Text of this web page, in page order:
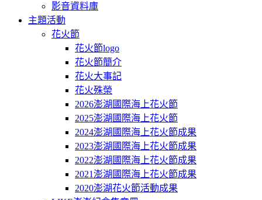
影音資料庫
主題活動
花火節
花火節logo
花火節簡介
花火大事記
花火殊榮
2026澎湖國際海上花火節
2025澎湖國際海上花火節
2024澎湖國際海上花火節成果
2023澎湖國際海上花火節成果
2022澎湖國際海上花火節成果
2021澎湖國際海上花火節成果
2020澎湖花火節活動成果